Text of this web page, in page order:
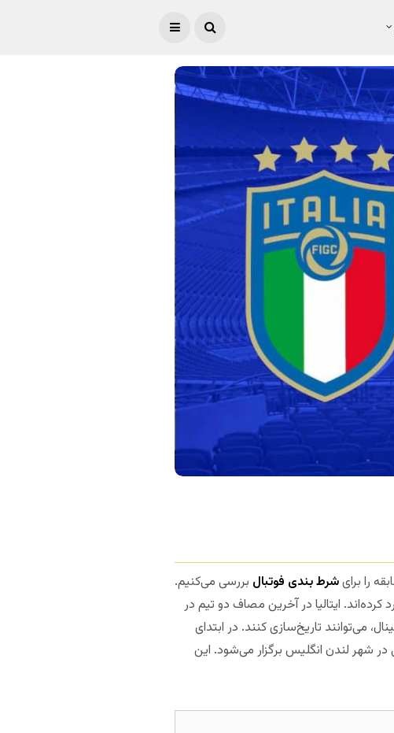
را برایشرط بندی فوتبال بررسی می‌کنیم.
و اسپانیا از یورو ۲۰۰۸ در هر دوره به هم برخورد کرده‌اند. ایتالیا در آخرین مصاف دو تیم در
می‌توانند تاریخ‌سازی کنند. در ابتدای
در شهر لندن انگلیس برگزار می‌شود. این